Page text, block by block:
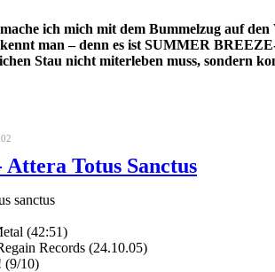
ich mich mit dem Bummelzug auf
man – denn es ist SUMMER
Stau nicht miterleben muss, sondern
Totus Sanctus
(42:51)
Records (24.10.05)
(9/10)